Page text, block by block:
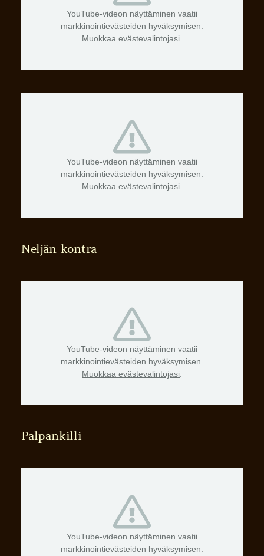
YouTube-videon näyttäminen vaatii
markkinointievästeiden hyväksymisen.
Muokkaa evästevalintojasi
YouTube-videon näyttäminen vaatii
markkinointievästeiden hyväksymisen.
Muokkaa evästevalintojasi.
Neljän kontra
YouTube-videon näyttäminen vaatii
markkinointievästeiden hyväksymisen.
Muokkaa evästevalintojasi
Palpankilli
YouTube-videon näyttäminen vaatii
markkinointievästeiden hyväksymisen.